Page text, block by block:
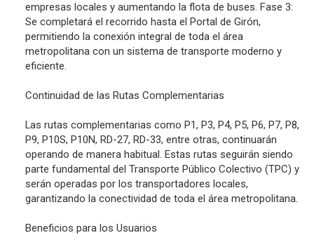
empresas locales y aumentando la flota de buses. Fase 3:
Se completará el recorrido hasta el Portal de Girón,
permitiendo la conexión integral de toda el área
metropolitana con un sistema de transporte moderno y
eficiente.
Continuidad de las Rutas Complementarias
Las rutas complementarias como P1, P3, P4, P5, P6, P7, P8,
P9, P10S, P10N, RD-27, RD-33, entre otras, continuarán
operando de manera habitual. Estas rutas seguirán siendo
parte fundamental del Transporte Público Colectivo (TPC) y
serán operadas por los transportadores locales,
garantizando la conectividad de toda el área metropolitana.
Beneficios para los Usuarios